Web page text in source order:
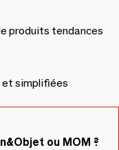
produits tendances
simplifiées
ou MOM ?